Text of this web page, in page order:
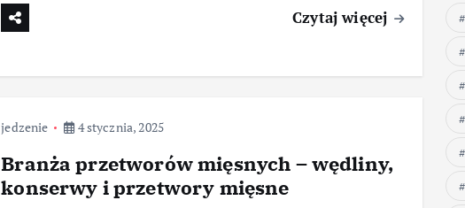
Czytaj więcej
jedzenie 4 stycznia, 2025
Branża przetworów mięsnych – wędliny,
konserwy i przetwory mięsne